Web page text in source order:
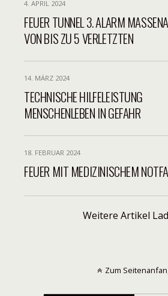
4. APRIL 2024
FEUER TUNNEL 3. ALARM
VON BIS ZU 5 VERLETZTEN
14. MÄRZ 2024
TECHNISCHE HILFELEISTUNG
MENSCHENLEBEN IN GEFAHR
18. FEBRUAR 2024
FEUER MIT MEDIZINISCHEM
Weitere Artikel
Zum